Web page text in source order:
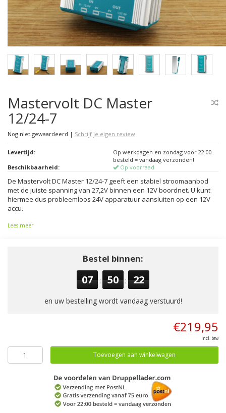
Mastervolt DC Master
12/24-7
Nog niet gewaardeerd | Schrijf je eigen review
Levertijd:
Op werkdagen en zondag voor 22:00
besteld = vandaag verzonden!
Beschikbaarheid:
Op voorraad
De Mastervolt DC Master 12/24-7 geeft een stabiel stroomaanbod
met de juiste spanning van 27,2V binnen een 12V boordnet. U kunt
hiermee dus probleemloos 24V apparatuur aansluiten op een 12V
accu.
Lees meer
Bestel binnen:
07 : 50 : 21
en uw bestelling wordt vandaag verstuurd!
€219,95
Incl. btw
Toevoegen aan winkelwagen